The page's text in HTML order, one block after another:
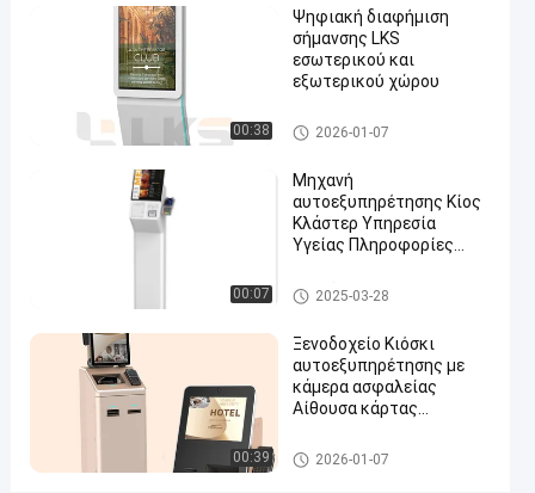
Windows
περίπτερο
διαταγής
08-13
528
Μιλήστε
τώρα.
Υπαίθρια
περίπτερο
00:38
Ψηφιακή διαφήμιση
σήμανσης LKS
εσωτερικού και
εξωτερικού χώρου
ψηφιακή σήμανση
2026-01-07
00:07
Μηχανή
αυτοεξυπηρέτησης Κίος
Κλάστερ Υπηρεσία
Υγείας Πληροφορίες
pos σύστημα
2025-03-28
00:39
Ξενοδοχείο Κιόσκι
αυτοεξυπηρέτησης με
κάμερα ασφαλείας
Αίθουσα κάρτας
Διαβατήριο σαρωτής
self service περίπτερο
2026-01-07